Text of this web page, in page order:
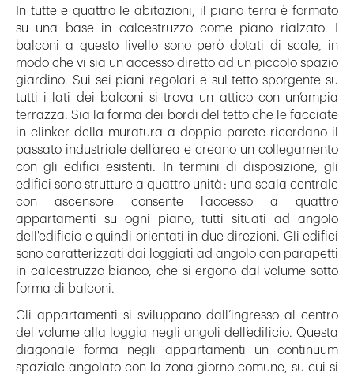
In tutte e quattro le abitazioni, il piano terra è formato
su una base in calcestruzzo come piano rialzato. I
balconi a questo livello sono però dotati di scale, in
modo che vi sia un accesso diretto ad un piccolo spazio
giardino. Sui sei piani regolari e sul tetto sporgente su
tutti i lati dei balconi si trova un attico con un’ampia
terrazza. Sia la forma dei bordi del tetto che le facciate
in clinker della muratura a doppia parete ricordano il
passato industriale dell’area e creano un collegamento
con gli edifici esistenti. In termini di disposizione, gli
edifici sono strutture a quattro unità : una scala centrale
con ascensore consente l'accesso a quattro
appartamenti su ogni piano, tutti situati ad angolo
dell'edificio e quindi orientati in due direzioni. Gli edifici
sono caratterizzati dai loggiati ad angolo con parapetti
in calcestruzzo bianco, che si ergono dal volume sotto
forma di balconi.
Gli appartamenti si sviluppano dall’ingresso al centro
del volume alla loggia negli angoli dell’edificio. Questa
diagonale forma negli appartamenti un continuum
spaziale angolato con la zona giorno comune, su cui si